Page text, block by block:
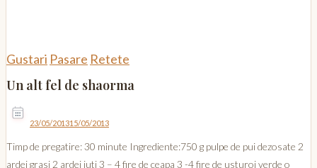
Gustari Pasare Retete
Un alt fel de shaorma
23/05/201315/05/2013
Timp de pregatire: 30 minute Ingrediente:750 g pulpe de pui dezosate 2
ardei grasi 2 ardei iuti 3 – 4 fire de ceapa 3 -4 fire de usturoi verde o